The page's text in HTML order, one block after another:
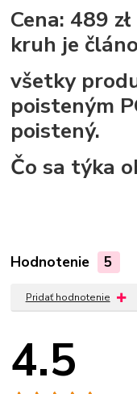
Cena: 489 zł
kruh je
všetky
poisteným
poistený.
Čo sa týka
Hodnotenie 5
Pridať hodnotenie
4.5